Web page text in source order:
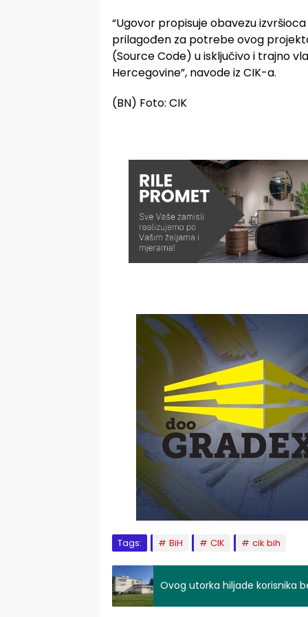
“Ugovor propisuje obavezu
prilagođen za potrebe ovog
(Source Code) u isključivo i trajno
Hercegovine”, navode iz CIK-a.
(BN) Foto: CIK
Tags: BiH CIK cik bih
Ovog utorka hiljade korisnika